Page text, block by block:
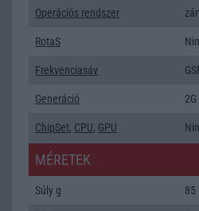
Operációs rendszer
RotaS
Frekvenciasáv
Generáció 2G
ChipSet, CPU, GPU
MÉRETEK
Súly g 85